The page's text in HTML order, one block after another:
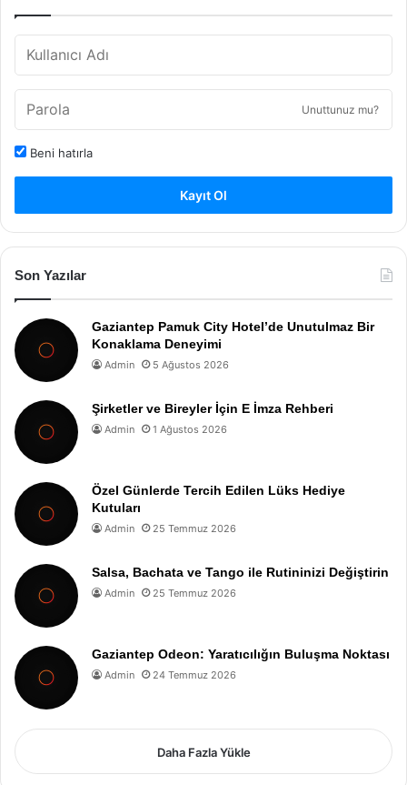
Unuttunuz mu?
Beni hatırla
Kayıt Ol
Son Yazılar
Gaziantep Pamuk City Hotel’de Unutulmaz Bir
Konaklama Deneyimi
Admin 5 Ağustos 2026
Şirketler ve Bireyler İçin E İmza Rehberi
Admin 1 Ağustos 2026
Özel Günlerde Tercih Edilen Lüks Hediye
Kutuları
Admin 25 Temmuz 2026
Salsa, Bachata ve Tango ile Rutininizi Değiştirin
Admin 25 Temmuz 2026
Gaziantep Odeon: Yaratıcılığın Buluşma Noktası
Admin 24 Temmuz 2026
Daha Fazla Yükle